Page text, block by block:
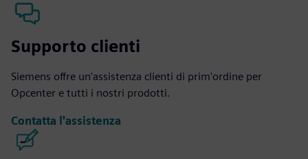
Supporto clienti
Siemens offre un'assistenza clienti di prim'ordine per
Opcenter e tutti i nostri prodotti.
Contatta l'assistenza